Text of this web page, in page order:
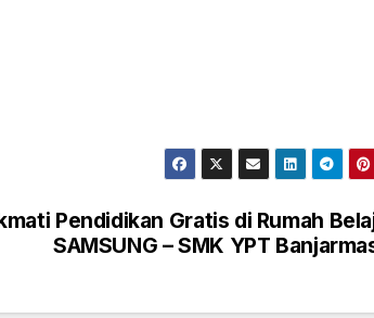
Pendidikan Gratis di Rumah
SAMSUNG – SMK YPT